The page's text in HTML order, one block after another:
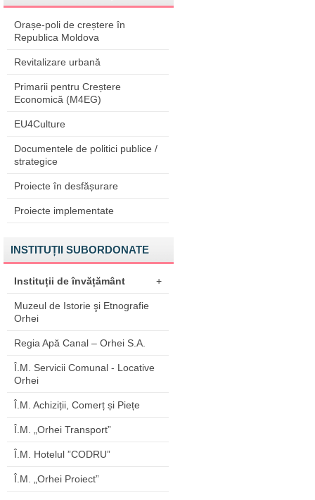
Orașe-poli de creștere în
Republica Moldova
Revitalizare urbană
Primarii pentru Creștere
Economică (M4EG)
EU4Culture
Documentele de politici publice /
strategice
Proiecte în desfășurare
Proiecte implementate
INSTITUȚII SUBORDONATE
Instituții de învățământ +
Muzeul de Istorie şi Etnografie
Orhei
Regia Apă Canal – Orhei S.A.
Î.M. Servicii Comunal - Locative
Orhei
Î.M. Achiziții, Comerț și Piețe
Î.M. „Orhei Transport”
Î.M. Hotelul ”CODRU”
Î.M. „Orhei Proiect”